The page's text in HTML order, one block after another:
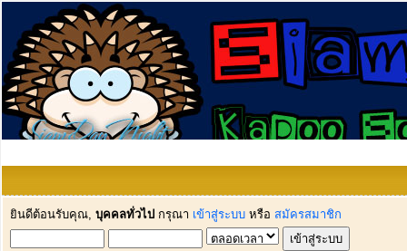
ยินดีต้อนรับคุณ, บุคคลทั่วไป กรุณา เข้าสู่ระบบ หรือ สมัครสมาชิก